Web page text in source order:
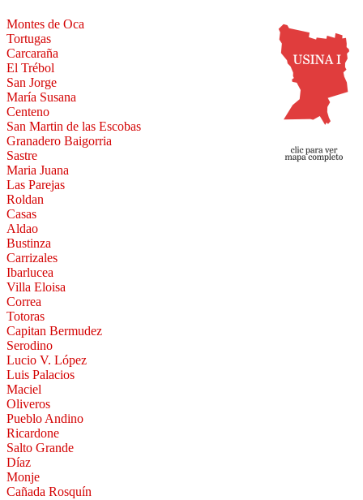
Montes de Oca
Tortugas
Carcaraña
El Trébol
San Jorge
María Susana
Centeno
San Martin de las Escobas
Granadero Baigorria
Sastre
Maria Juana
Las Parejas
Roldan
Casas
Aldao
Bustinza
Carrizales
Ibarlucea
Villa Eloisa
Correa
Totoras
Capitan Bermudez
Serodino
Lucio V. López
Luis Palacios
Maciel
Oliveros
Pueblo Andino
Ricardone
Salto Grande
Díaz
Monje
Cañada Rosquín